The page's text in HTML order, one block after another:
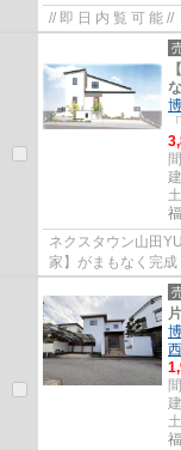
// 即 日 内 覧 可 能
ネクスタウン山田
家】がまもなく完成！ ■内装工事がほぼ完了し、これから外構工事に
ます♪ ■主寝室を１